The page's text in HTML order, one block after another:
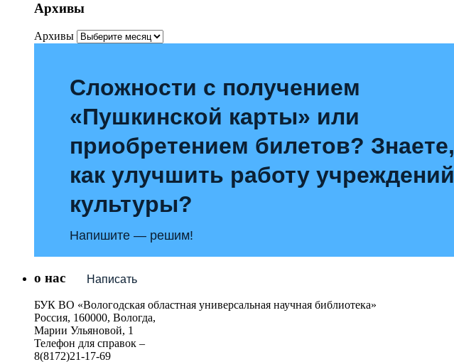
Архивы
Архивы
Сложности с получением
«Пушкинской карты» или
приобретением билетов? Знаете,
как улучшить работу учреждений
культуры?
Напишите — решим!
Написать
о нас
БУК ВО «Вологодская областная универсальная научная библиотека»
Россия, 160000, Вологда,
Марии Ульяновой, 1
Телефон для справок –
8(8172)21-17-69